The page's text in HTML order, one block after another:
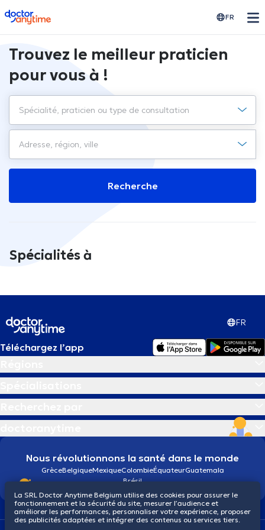
doctoranytime FR
Trouvez le meilleur praticien
pour vous à !
Recherche
Spécialités à
FR
Téléchargez l’app
Nous révolutionnons la santé dans le monde
GrèceBelgiqueMexiqueColombieÉquateurGuatemala
Brésil
La SRL Doctor Anytime Belgium utilise des cookies pour assurer le
fonctionnement et la sécurité du site, mesurer l’audience et
améliorer les performances, personnaliser votre expérience, proposer
des publicités adaptées et intégrer des contenus ou services tiers.